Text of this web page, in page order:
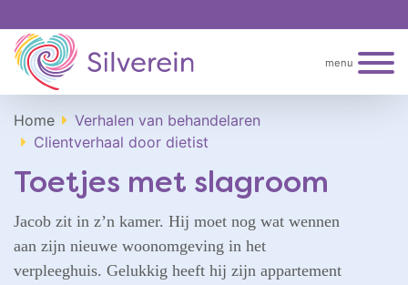
menu
Home
Verhalen van behandelaren
Clientverhaal door dietist
Toetjes met slagroom
Jacob zit in z’n kamer. Hij moet nog wat wennen
aan zijn nieuwe woonomgeving in het
verpleeghuis. Gelukkig heeft hij zijn appartement